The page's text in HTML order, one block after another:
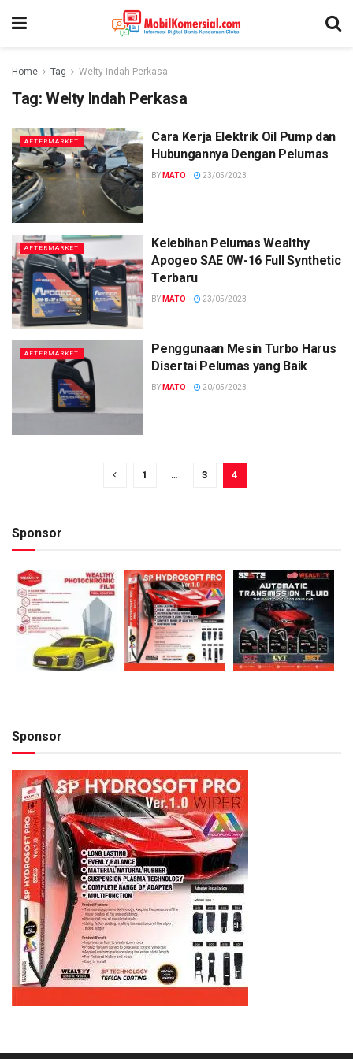
Home Tag Welty Indah Perkasa
Tag: Welty Indah Perkasa
AFTERMARKET
Cara Kerja Elektrik Oil Pump dan
Hubungannya Dengan Pelumas
BY MATO 23/05/2023
AFTERMARKET
Kelebihan Pelumas Wealthy
Apogeo SAE 0W-16 Full Synthetic
Terbaru
BY MATO 23/05/2023
AFTERMARKET
Penggunaan Mesin Turbo Harus
Disertai Pelumas yang Baik
BY MATO 20/05/2023
1 3 4
Sponsor
Sponsor